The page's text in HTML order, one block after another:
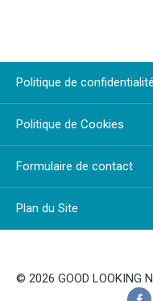
Politique de confidentialité
Politique de Cookies
Formulaire de contact
Plan du Site
© 2026 GOOD LOOKING